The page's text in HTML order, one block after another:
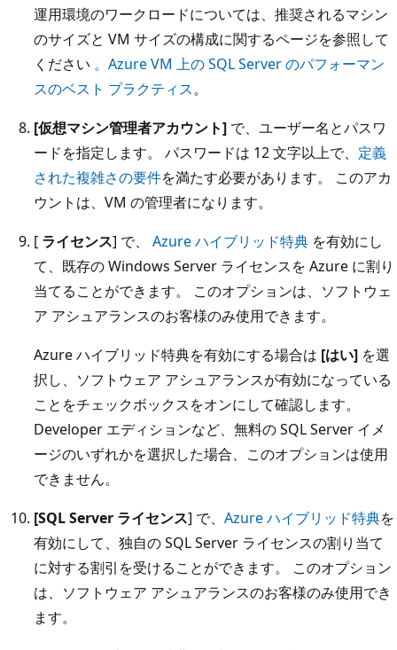
運用環境のワークロードについては、推奨されるマシン
のサイズと VM サイズの構成に関するページを参照して
ください 。Azure VM 上の SQL Server のパフォーマン
スのベスト プラクティス。
[仮想マシン管理者アカウント] で、ユーザー名とパスワ
ードを指定します。 パスワードは 12 文字以上で、 定義
された複雑さの要件を満たす必要があります。 このアカ
ウントは、VM の管理者になります。
[ ライセンス] で、 Azure ハイブリッド特典 を有効にし
て、既存の Windows Server ライセンスを Azure に割り
当てることができます。 このオプションは、ソフトウェ
ア アシュアランスのお客様のみ使用できます。
Azure ハイブリッド特典を有効にする場合は [はい] を選
択し、ソフトウェア アシュアランスが有効になっている
ことをチェックボックスをオンにして確認します。
Developer エディションなど、無料の SQL Server イメ
ージのいずれかを選択した場合、このオプションは使用
できません。
[SQL Server ライセンス] で、 Azure ハイブリッド特典を
有効にして、独自の SQL Server ライセンスの割り当て
に対する割引を受けることができます。 このオプション
は、ソフトウェア アシュアランスのお客様のみ使用でき
ます。